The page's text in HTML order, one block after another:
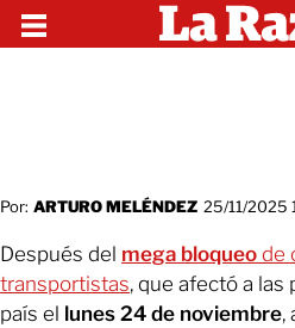
Por: ARTURO MELÉNDEZ 25/11/2025
Después del mega bloqueo de
transportistas, que afectó a las
país el lunes 24 de noviembre,